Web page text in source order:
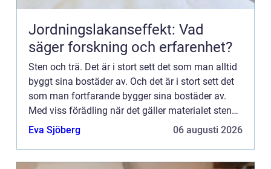
Jordningslakanseffekt: Vad
säger forskning och erfarenhet?
Sten och trä. Det är i stort sett det som man alltid
byggt sina bostäder av. Och det är i stort sett det
som man fortfarande bygger sina bostäder av.
Med viss förädling när det gäller materialet sten
förstås. Det är alltså material som kommer från
Eva Sjöberg 06 augusti 2026